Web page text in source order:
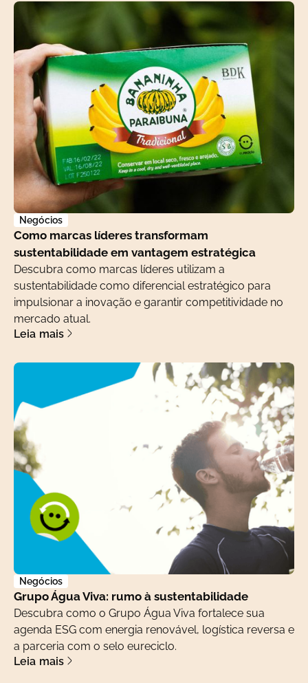
Negócios
Como marcas líderes transformam
sustentabilidade em vantagem estratégica
Descubra como marcas líderes utilizam a
sustentabilidade como diferencial estratégico para
impulsionar a inovação e garantir competitividade no
mercado atual.
Leia mais
Negócios
Grupo Água Viva: rumo à sustentabilidade
Descubra como o Grupo Água Viva fortalece sua
agenda ESG com energia renovável, logística reversa e
a parceria com o selo eureciclo.
Leia mais